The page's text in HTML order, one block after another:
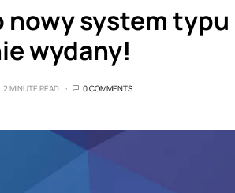
nowy system
wydany!
2 MINUTE READ 0 COMMENTS